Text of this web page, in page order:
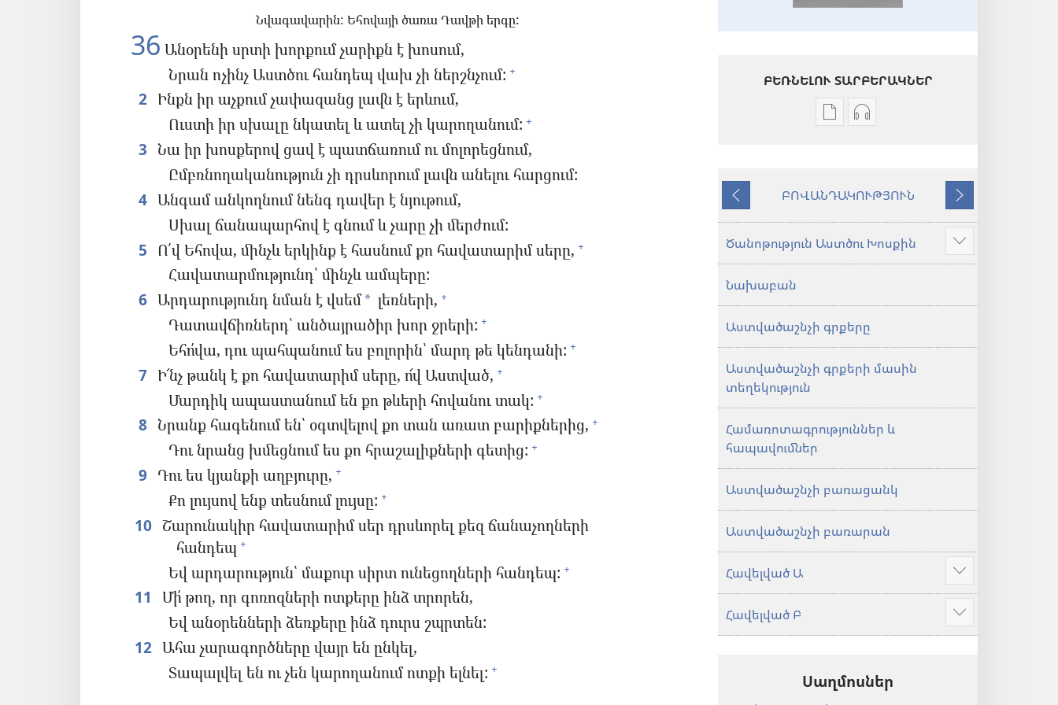
Նվագավարին: Եհովայի ծառա Դավթի երգը:
36 Անօրենի սրտի խորքում չարիքն է խոսում,
Նրան ոչինչ Աստծու հանդեպ վախ չի ներշնչում: +
2 Ինքն իր աչքում չափազանց լավն է երևում,
Ուստի իր սխալը նկատել և ատել չի կարողանում: +
3 Նա իր խոսքերով ցավ է պատճառում ու մոլորեցնում,
Ըմբռնողականություն չի դրսևորում լավն անելու հարցում:
4 Անգամ անկողնում նենգ դավեր է նյութում,
Սխալ ճանապարհով է գնում և չարը չի մերժում:
5 Ո՛վ Եհովա, մինչև երկինք է հասնում քո հավատարիմ սերը, +
Հավատարմությունդ՝ մինչև ամպերը:
6 Արդարությունդ նման է վսեմ* լեռների, +
Դատավճիռներդ՝ անծայրածիր խոր ջրերի: +
Եհո՛վա, դու պահպանում ես բոլորին՝ մարդ թե կենդանի: +
7 Ի՜նչ թանկ է քո հավատարիմ սերը, ո՜վ Աստված, +
Մարդիկ ապաստանում են քո թևերի հովանու տակ: +
8 Նրանք հագենում են՝ օգտվելով քո տան առատ բարիքներից, +
Դու նրանց խմեցնում ես քո հրաշալիքների գետից: +
9 Դու ես կյանքի աղբյուրը, +
Քո լույսով ենք տեսնում լույսը: +
10 Շարունակիր հավատարիմ սեր դրսևորել քեզ ճանաչողների
հանդեպ +
Եվ արդարություն՝ մաքուր սիրտ ունեցողների հանդեպ: +
11
Մի՛ թող, որ գոռոզների ոտքերը ինձ տրորեն,
Եվ անօրենների ձեռքերը ինձ դուրս շպրտեն:
12 Ահա չարագործները վայր են ընկել,
Տապալվել են ու չեն կարողանում ոտքի ելնել: +
ԲԵՌՆԵԼՈՒ ՏԱՐԲԵՐԱԿՆԵՐ
Թվային
Աստվածաշունչ.
աշխարհ»
թարգմանություն
Աուդիոձայնագրությունները
Աստվածաշունչ.
«Նոր
թարգմանություն
(2024)
Նախորդ
ԲՈՎԱՆԴԱԿՈՒԹՅՈՒՆ
Հաջորդ
Ծանոթություն Աստծու Խոսքին
Ցույց
տալ
Նախաբան
Աստվածաշնչի գրքերը
Աստվածաշնչի գրքերի մասին
տեղեկություն
Համառոտագրություններ և
հապավումներ
Աստվածաշնչի բառացանկ
Աստվածաշնչի բառարան
Հավելված Ա
Ցույց
տալ
ավելին
Հավելված Բ
Ցույց
տալ
Սաղմոսներ